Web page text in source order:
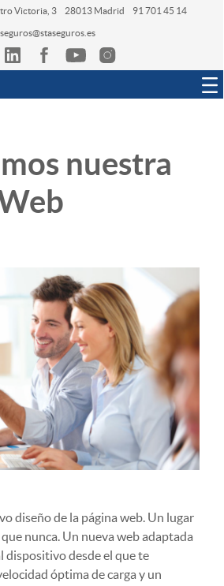
Victoria, 3 28013 Madrid 91 701 45 14
seguros@staseguros.es
nuestra
diseño de la página web. Un lugar
nunca. Un nueva web adaptada
dispositivo desde el que te
óptima de carga y un